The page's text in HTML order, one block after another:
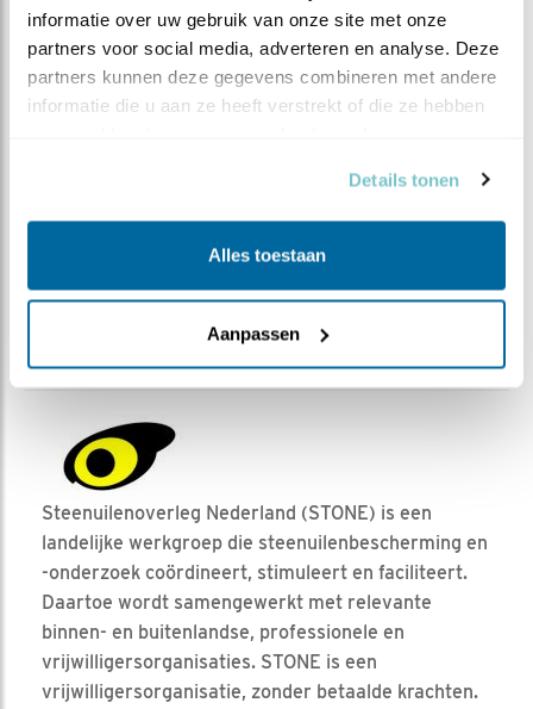
informatie over uw gebruik van onze site met onze
partners voor social media, adverteren en analyse. Deze
partners kunnen deze gegevens combineren met andere
informatie die u aan ze heeft verstrekt of die ze hebben
Details tonen
Alles toestaan
Aanpassen
Erfbeesten, de nieuwe uitgave van STONE. Binnenkort
Steenuilenoverleg Nederland (STONE) is een
landelijke werkgroep die steenuilenbescherming en
-onderzoek coördineert, stimuleert en faciliteert.
Daartoe wordt samengewerkt met relevante
binnen- en buitenlandse, professionele en
vrijwilligersorganisaties. STONE is een
vrijwilligersorganisatie, zonder betaalde krachten.